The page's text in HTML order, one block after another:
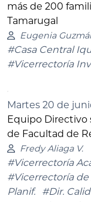
más de 200
Tamarugal
Eugenia
#Casa Central
#Vicerrectoría
Martes 20 de
Equipo
de Facultad de
Fredy Aliaga V.
#Vicerrectoría
#Vicerrectoría
Planif.
#Dir.